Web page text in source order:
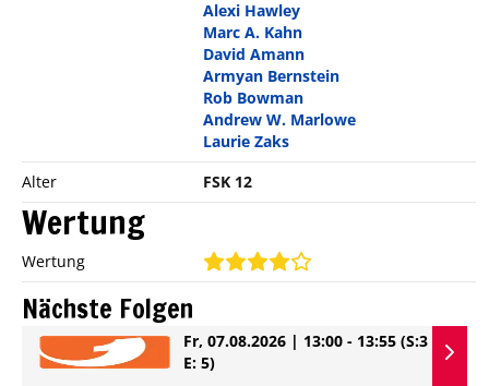
Alexi Hawley
Marc A. Kahn
David Amann
Armyan Bernstein
Rob Bowman
Andrew W. Marlowe
Laurie Zaks
Alter
FSK 12
Wertung
Wertung
Nächste Folgen
Fr, 07.08.2026 | 13:00 - 13:55 (S:3
E: 5)